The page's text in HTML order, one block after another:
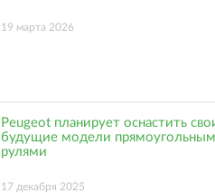
19 марта 2026
Peugeot планирует оснастить
будущие модели
рулями
17 декабря 2025